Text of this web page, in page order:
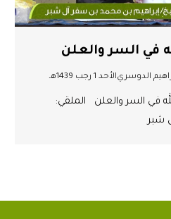
في السر والعلن
الدوسريالأحد 1 رجب 1439هـ
في السر والعلن الملقي:
شبر